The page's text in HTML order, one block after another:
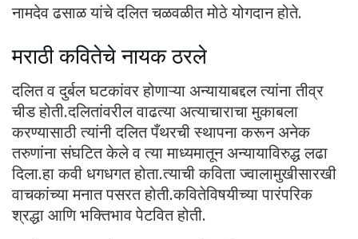
नामदेव ढसाळ यांचे दलित चळवळीत मोठे योगदान होते.
मराठी कवितेचे नायक ठरले
दलित व दुर्बल घटकांवर होणाऱ्या अन्यायाबद्दल त्यांना तीव्र
चीड होती.दलितांवरील वाढत्या अत्याचाराचा मुकाबला
करण्यासाठी त्यांनी दलित पँथरची स्थापना करून अनेक
तरुणांना संघटित केले व त्या माध्यमातून अन्यायाविरुद्ध लढा
दिला.हा कवी धगधगत होता.त्याची कविता ज्वालामुखीसारखी
वाचकांच्या मनात पसरत होती.कवितेविषयीच्या पारंपरिक
श्रद्धा आणि भक्तिभाव पेटवित होती.